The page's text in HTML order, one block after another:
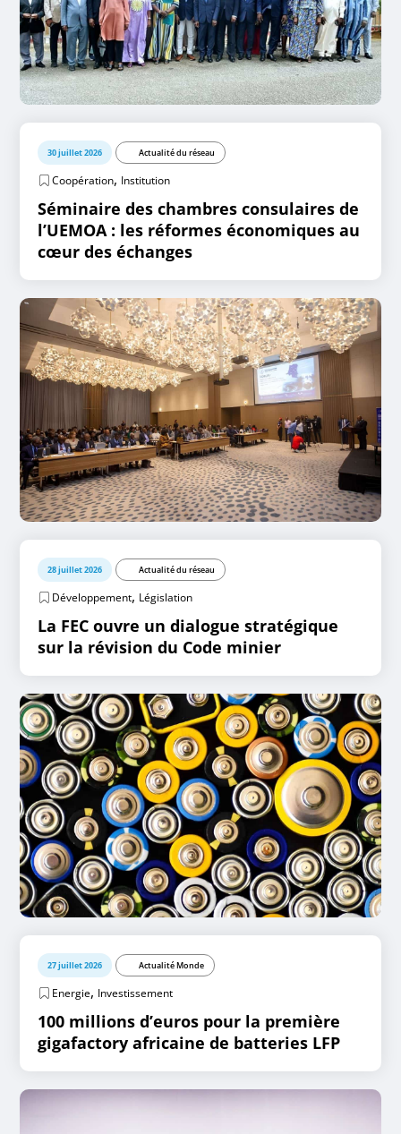
30 juillet 2026 Actualité du réseau
Coopération, Institution
Séminaire des chambres consulaires de
l’UEMOA : les réformes économiques au
cœur des échanges
28 juillet 2026 Actualité du réseau
Développement, Législation
La FEC ouvre un dialogue stratégique
sur la révision du Code minier
27 juillet 2026 Actualité Monde
Energie, Investissement
100 millions d’euros pour la première
gigafactory africaine de batteries LFP